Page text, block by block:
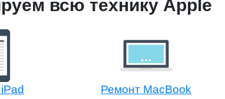
всю технику Apple
Ремонт MacBook